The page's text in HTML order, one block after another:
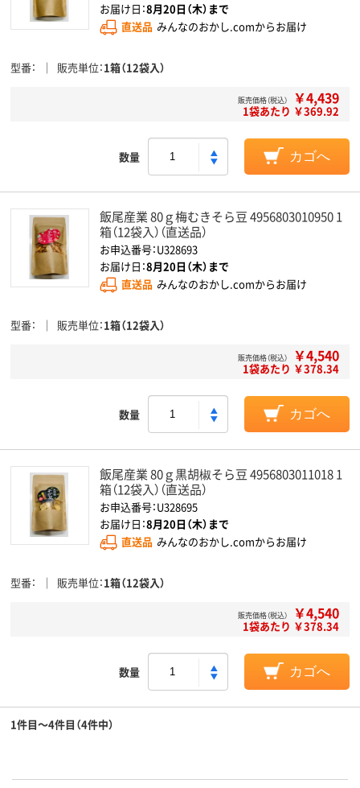
お届け日：8月20日（木）まで
直送品 みんなのおかし.comからお届け
型番 販売単位 1箱（12袋入）
販売価格（税込） ￥4,439
1袋あたり ￥369.92
数量 カゴへ
飯尾産業 80ｇ梅むきそら豆 4956803010950 1
箱（12袋入）（直送品）
お申込番号：U328693
お届け日：8月20日（木）まで
直送品 みんなのおかし.comからお届け
型番 販売単位 1箱（12袋入）
販売価格（税込） ￥4,540
1袋あたり ￥378.34
数量 カゴへ
飯尾産業 80ｇ黒胡椒そら豆 4956803011018 1
箱（12袋入）（直送品）
お申込番号：U328695
お届け日：8月20日（木）まで
直送品 みんなのおかし.comからお届け
型番 販売単位 1箱（12袋入）
販売価格（税込） ￥4,540
1袋あたり ￥378.34
数量 カゴへ
1件目～4件目（4件中）